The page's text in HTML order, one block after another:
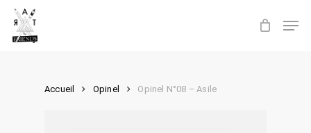
Skip
main
Accueil Opinel Opinel N°08 – Asile